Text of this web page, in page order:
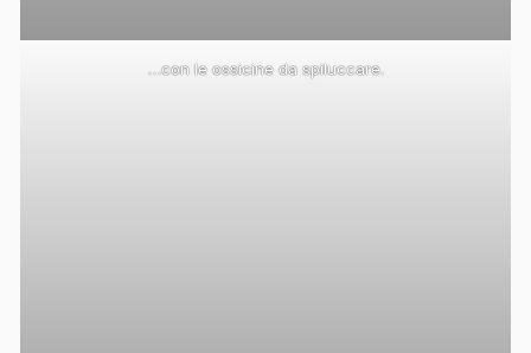
…con le ossicine da spiluccare.